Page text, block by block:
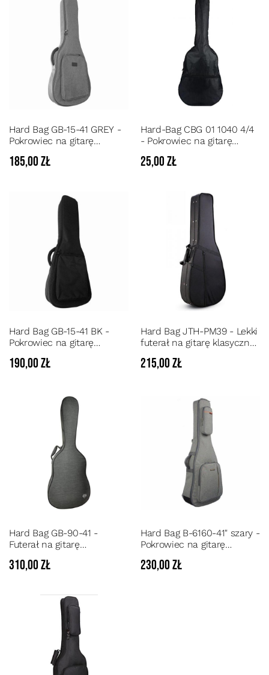
Hard Bag GB-15-41 GREY -
Pokrowiec na gitarę
185,00 zł
Hard-Bag CBG 01 1040 4/4
- Pokrowiec na gitarę
ortalionu
25,00 zł
Hard Bag GB-15-41 BK -
Pokrowiec na gitarę
190,00 zł
Hard Bag JTH-PM39 - Lekki
futerał na gitarę klasyczną
215,00 zł
Hard Bag GB-90-41 -
Futerał na gitarę
310,00 zł
Hard Bag B-6160-41" szary -
Pokrowiec na gitarę
230,00 zł